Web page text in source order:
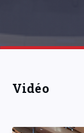
Vidéo